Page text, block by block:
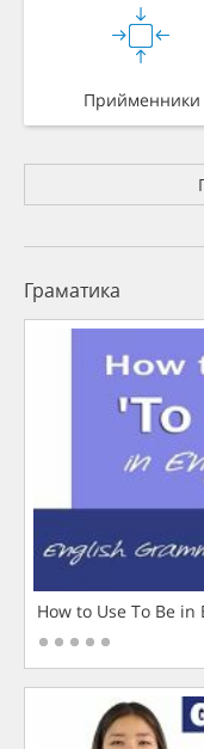
Прийменники
Граматика
How to Use To Be